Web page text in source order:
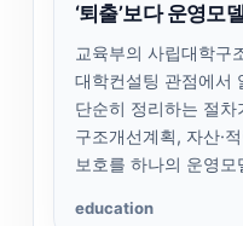
‘퇴출’보다 운영모
교육부의 사립대학구
대학컨설팅 관점에서
단순히 정리하는 절
구조개선계획, 자산·
보호를 하나의 운영
education